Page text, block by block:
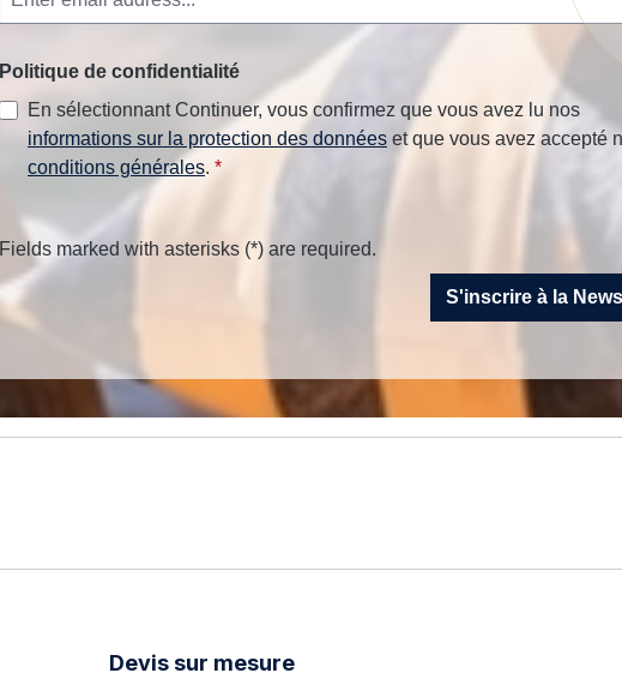
Politique de confidentialité
En sélectionnant Continuer, vous confirmez que vous avez lu nos
informations sur la protection des données et que vous avez accepté
conditions générales. *
Fields marked with asterisks (*) are required.
S'inscrire à la
Devis sur mesure